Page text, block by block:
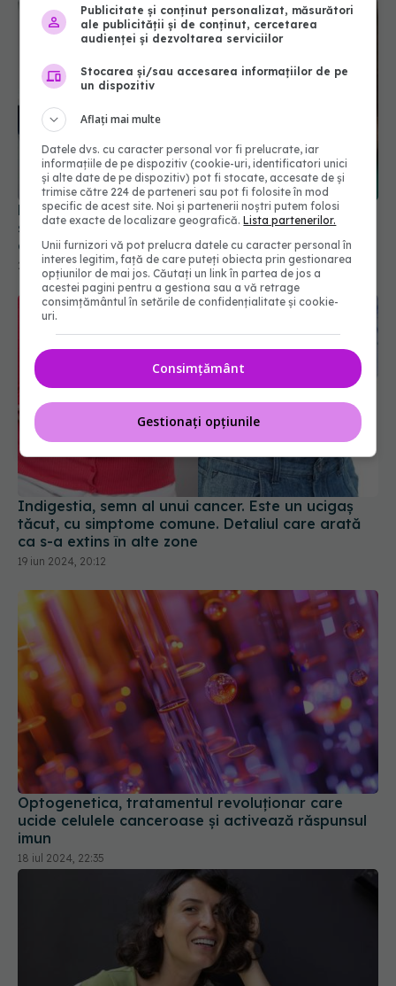
Probleme ginecologice la menopauză – De la
simptome ușoare la semne anormale ale bolilor
ascunse
22 oct 2024, 14:39
Indigestia, semn al unui cancer. Este un ucigaș
tăcut, cu simptome comune. Detaliul care arată
ca s-a extins în alte zone
19 iun 2024, 20:12
Optogenetica, tratamentul revoluționar care
ucide celulele canceroase și activează răspunsul
imun
18 iul 2024, 22:35
Publicitate și conținut personalizat, măsurători
ale publicității și de conținut, cercetarea
audienței și dezvoltarea serviciilor
Stocarea și/sau accesarea informațiilor de pe
un dispozitiv
Aflați mai multe
Datele dvs. cu caracter personal vor fi prelucrate, iar
informațiile de pe dispozitiv (cookie-uri, identificatori unici
și alte date de pe dispozitiv) pot fi stocate, accesate de și
trimise către 224 de parteneri sau pot fi folosite în mod
specific de acest site. Noi și partenerii noștri putem folosi
date exacte de localizare geografică.Lista partenerilor.
Unii furnizori vă pot prelucra datele cu caracter personal în
interes legitim, față de care puteți obiecta prin gestionarea
opțiunilor de mai jos. Căutați un link în partea de jos a
acestei pagini pentru a gestiona sau a vă retrage
consimțământul în setările de confidențialitate și cookie-
uri.
Consimțământ
Gestionați opțiunile